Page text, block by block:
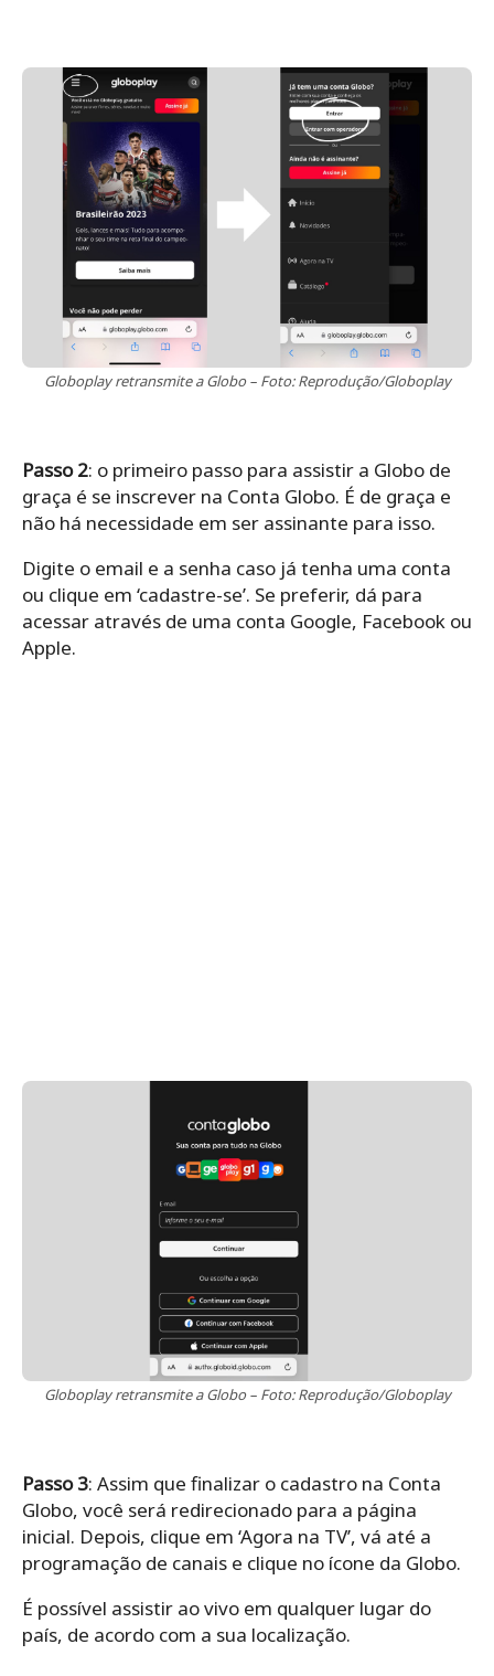
Globoplay retransmite a Globo – Foto: Reprodução/Globoplay
Passo 2: o primeiro passo para assistir a Globo de
graça é se inscrever na Conta Globo. É de graça e
não há necessidade em ser assinante para isso.
Digite o email e a senha caso já tenha uma conta
ou clique em ‘cadastre-se’. Se preferir, dá para
acessar através de uma conta Google, Facebook ou
Apple.
Globoplay retransmite a Globo – Foto: Reprodução/Globoplay
Passo 3: Assim que finalizar o cadastro na Conta
Globo, você será redirecionado para a página
inicial. Depois, clique em ‘Agora na TV’, vá até a
programação de canais e clique no ícone da Globo.
É possível assistir ao vivo em qualquer lugar do
país, de acordo com a sua localização.